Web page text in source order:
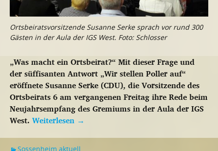
Ortsbeiratsvorsitzende Susanne Serke sprach vor rund 300
Gästen in der Aula der IGS West. Foto: Schlosser
„Was macht ein Ortsbeirat?“ Mit dieser Frage und
der süffisanten Antwort „Wir stellen Poller auf“
eröffnete Susanne Serke (CDU), die Vorsitzende des
Ortsbeirats 6 am vergangenen Freitag ihre Rede beim
Neujahrsempfang des Gremiums in der Aula der IGS
West. Weiterlesen →
Sossenheim aktuell